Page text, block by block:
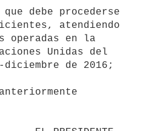
atendiendo
operadas en la
Unidas del
de 2016;